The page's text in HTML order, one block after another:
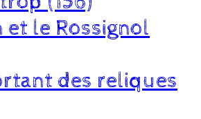
et le Rossignol
des reliques